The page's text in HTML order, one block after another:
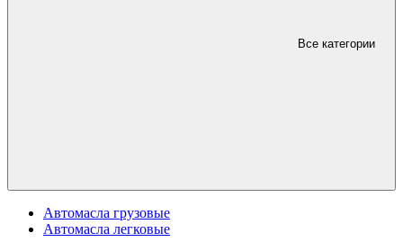
Все категории
Автомасла грузовые
Автомасла легковые